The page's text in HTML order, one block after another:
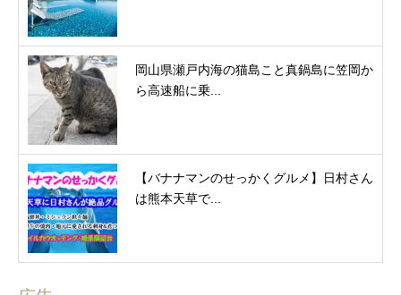
岡山県瀬戸内海の猫島こと真鍋島に笠岡か
ら高速船に乗...
【バナナマンのせっかくグルメ】日村さん
は熊本天草で...